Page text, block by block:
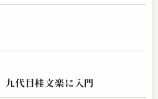
九代目桂文楽に入門